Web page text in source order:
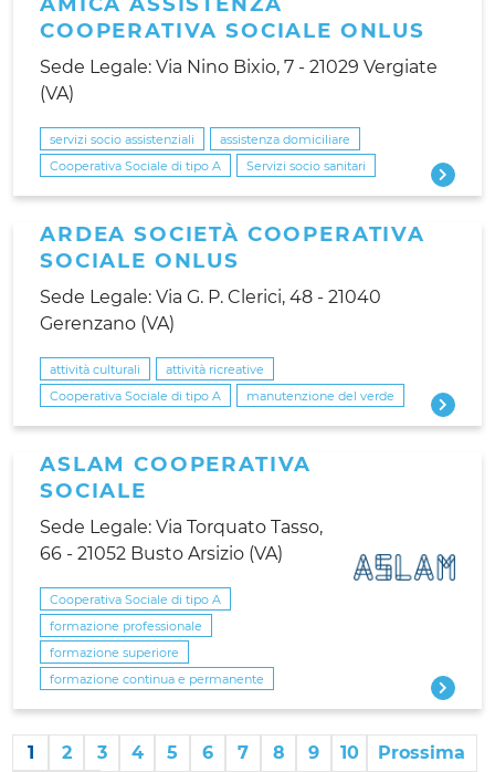
COOPERATIVA SOCIALE ONLUS
Sede Legale: Via Nino Bixio, 7 - 21029 Vergiate
(VA)
servizi socio assistenziali
assistenza domiciliare
Cooperativa Sociale di tipo A
Servizi socio sanitari
ARDEA SOCIETÀ COOPERATIVA
SOCIALE ONLUS
Sede Legale: Via G. P. Clerici, 48 - 21040
Gerenzano (VA)
attività culturali
attività ricreative
Cooperativa Sociale di tipo A
manutenzione del verde
ASLAM COOPERATIVA
SOCIALE
Sede Legale: Via Torquato Tasso,
66 - 21052 Busto Arsizio (VA)
Cooperativa Sociale di tipo A
formazione professionale
formazione superiore
formazione continua e permanente
1 2 3 4 5 6 7 8 9 10
Prossima